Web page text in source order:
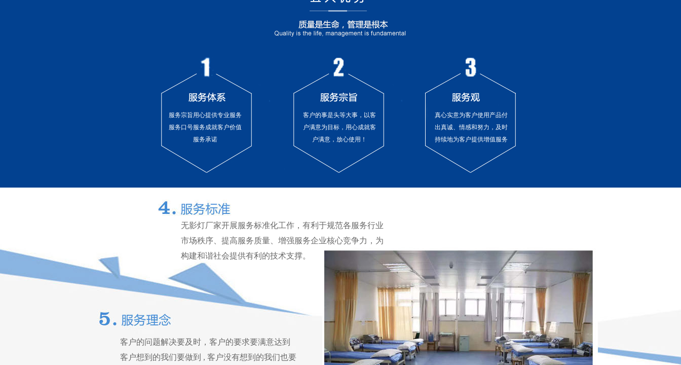
服务宗旨用心提供专业服务
服务口号服务成就客户价值
服务承诺
客户的事是头等大事，以客
户满意为目标，用心成就客
户满意，放心使用！
真心实意为客户使用产品付
出真诚、情感和努力，及时
持续地为客户提供增值服务
无影灯厂家开展服务标准化工作，有利于规范各服务行业
市场秩序、提高服务质量、增强服务企业核心竞争力，为
构建和谐社会提供有利的技术支撑。
客户的问题解决要及时，客户的要求要满意达到
客户想到的我们要做到 , 客户没有想到的我们也要